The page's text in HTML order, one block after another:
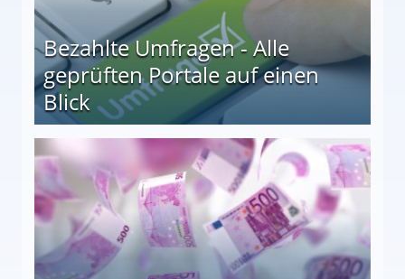
Bezahlte Umfragen - Alle
geprüften Portale auf einen
Blick
auf einen Blick